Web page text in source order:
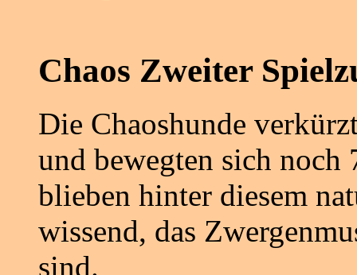
Chaos Zweiter
Die Chaoshunde
und bewegten sich
blieben hinter diesem
wissend, das
sind.